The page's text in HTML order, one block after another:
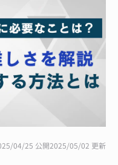
04/25 公開2025/05/02 更新